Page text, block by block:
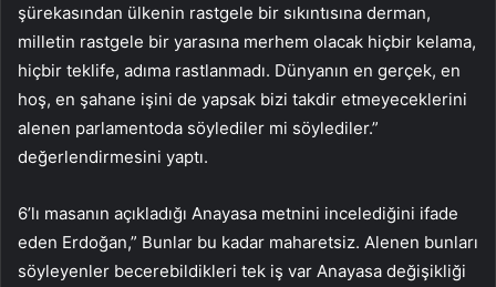
şürekasından ülkenin rastgele bir sıkıntısına derman,
milletin rastgele bir yarasına merhem olacak hiçbir kelama,
hiçbir teklife, adıma rastlanmadı. Dünyanın en gerçek, en
hoş, en şahane işini de yapsak bizi takdir etmeyeceklerini
alenen parlamentoda söylediler mi söylediler.”
değerlendirmesini yaptı.
6’lı masanın açıkladığı Anayasa metnini incelediğini ifade
eden Erdoğan,” Bunlar bu kadar maharetsiz. Alenen bunları
söyleyenler becerebildikleri tek iş var Anayasa değişikliği